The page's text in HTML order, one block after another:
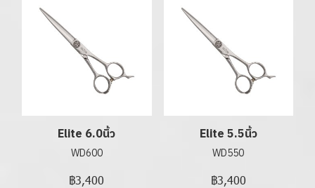
Elite 6.0นิ้ว
WD600
฿3,400
Elite 5.5นิ้ว
WD550
฿3,400